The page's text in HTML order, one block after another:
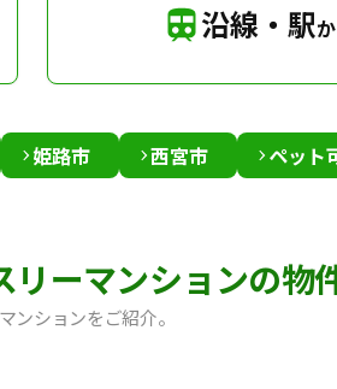
沿線・駅
姫路市 西宮市 ペット
ーマンションの物
ンションをご紹介。